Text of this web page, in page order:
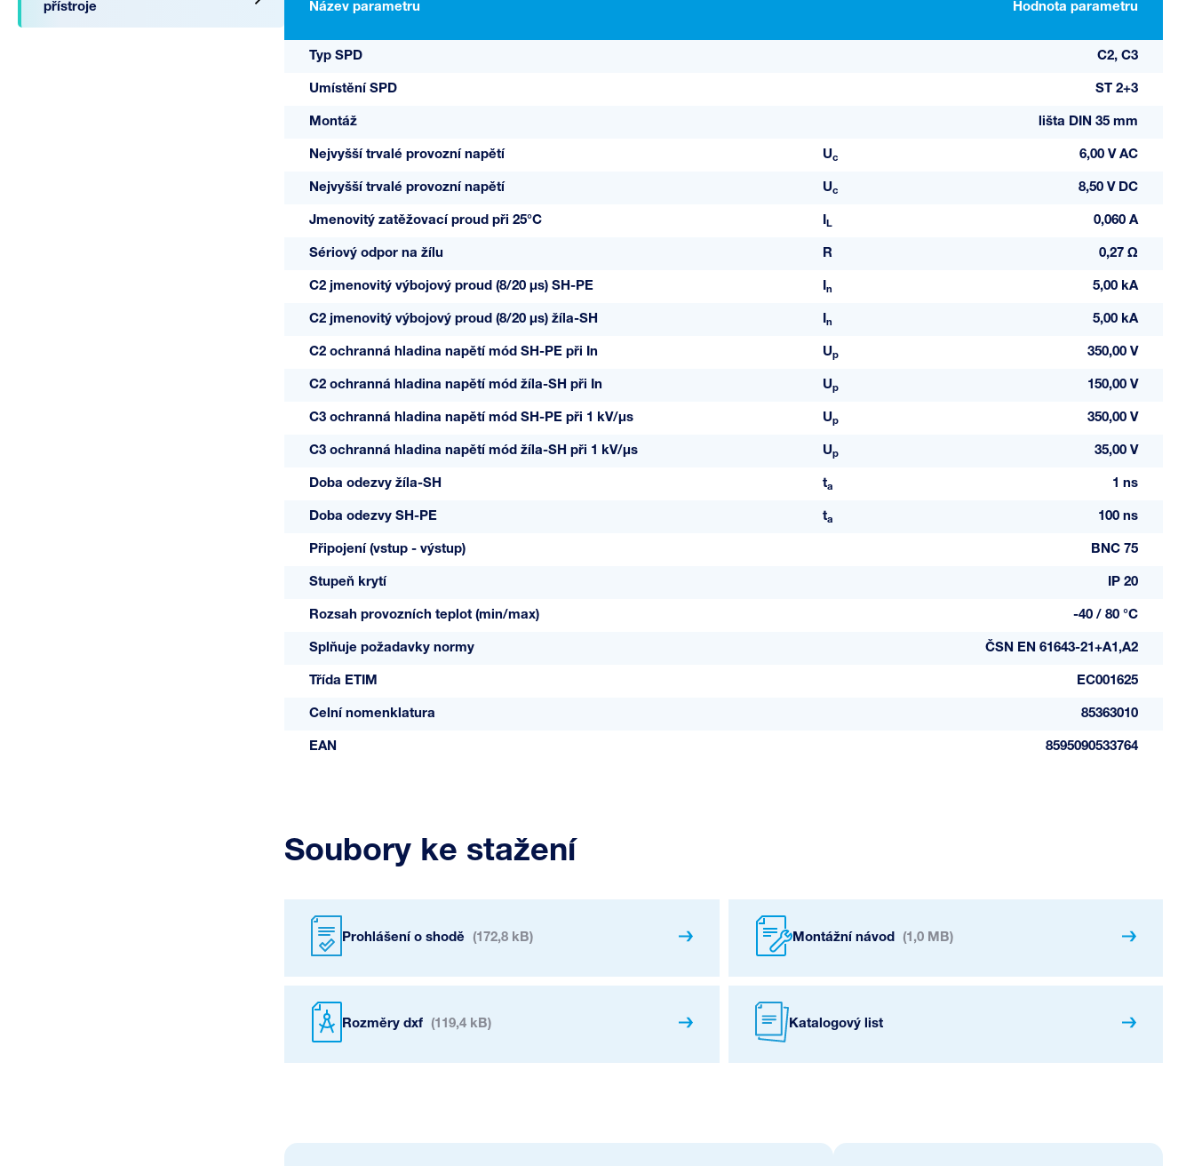
přístroje
Název parametru Hodnota parametru
Typ SPD C2, C3
Umístění SPD ST 2+3
Montáž lišta DIN 35 mm
Nejvyšší trvalé provozní napětí Uc 6,00 V AC
Nejvyšší trvalé provozní napětí Uc 8,50 V DC
Jmenovitý zatěžovací proud při 25°C IL 0,060 A
Sériový odpor na žílu R 0,27 Ω
C2 jmenovitý výbojový proud (8/20 µs) SH-PE In 5,00 kA
C2 jmenovitý výbojový proud (8/20 µs) žíla-SH In 5,00 kA
C2 ochranná hladina napětí mód SH-PE při In Up 350,00 V
C2 ochranná hladina napětí mód žíla-SH při In Up 150,00 V
C3 ochranná hladina napětí mód SH-PE při 1 kV/µs Up 350,00 V
C3 ochranná hladina napětí mód žíla-SH při 1 kV/µs Up 35,00 V
Doba odezvy žíla-SH ta 1 ns
Doba odezvy SH-PE ta 100 ns
Připojení (vstup - výstup) BNC 75
Stupeň krytí IP 20
Rozsah provozních teplot (min/max) -40 / 80 °C
Splňuje požadavky normy ČSN EN 61643-21+A1,A2
Třída ETIM EC001625
Celní nomenklatura 85363010
EAN 8595090533764
Soubory ke stažení
Prohlášení o shodě (172,8 kB) Montážní návod (1,0 MB)
Rozměry dxf (119,4 kB) Katalogový list